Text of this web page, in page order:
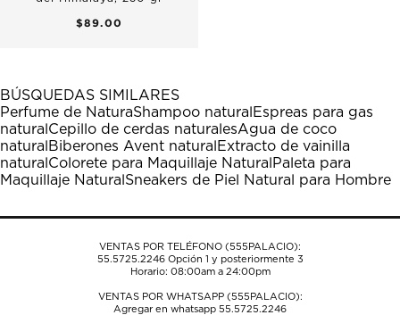
$89.00
BÚSQUEDAS SIMILARES
Perfume de NaturaShampoo natural Espreas para gas
natural Cepillo de cerdas naturalesAgua de coco
natural Biberones Avent natural Extracto de vainilla
natural Colorete para Maquillaje Natural Paleta para
Maquillaje Natural Sneakers de Piel Natural para Hombre
VENTAS POR TELÉFONO (555PALACIO):
55.5725.2246Opción 1 y posteriormente 3
Horario: 08:00am a 24:00pm
VENTAS POR WHATSAPP (555PALACIO):
Agregar en whatsapp 55.5725.2246